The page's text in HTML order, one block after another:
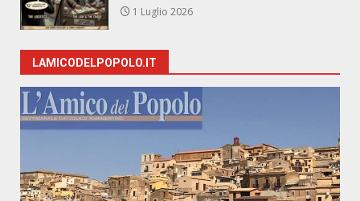
1 Luglio 2026
LAMICODELPOPOLO.IT